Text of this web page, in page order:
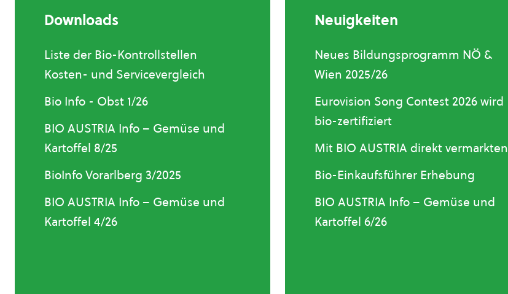
Downloads
Liste der Bio-Kontrollstellen
Kosten- und Servicevergleich
Bio Info - Obst 1/26
BIO AUSTRIA Info – Gemüse und
Kartoffel 8/25
BioInfo Vorarlberg 3/2025
BIO AUSTRIA Info – Gemüse und
Kartoffel 4/26
Neuigkeiten
Neues Bildungsprogramm NÖ &
Wien 2025/26
Eurovision Song Contest 2026 wird
bio-zertifiziert
Mit BIO AUSTRIA direkt vermarkten
Bio-Einkaufsführer Erhebung
BIO AUSTRIA Info – Gemüse und
Kartoffel 6/26